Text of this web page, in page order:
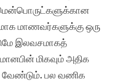
மாணவர்களுக்கு ஒரு
இலவசமாகத்
மிகவும் அதிக
பல வணிக